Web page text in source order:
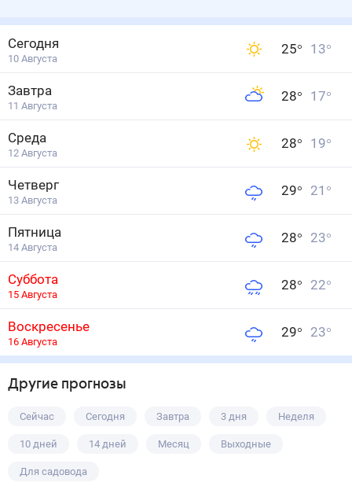
Сегодня
10 Августа
25° 13°
Завтра
11 Августа
28° 17°
Среда
12 Августа
28° 19°
Четверг
13 Августа
29° 21 °
Пятница
14 Августа
28° 23°
Суббота
15 Августа
28° 22°
Воскресенье
16 Августа
29° 23°
Другие прогнозы
Сейчас Сегодня Завтра 3 дня Неделя
10 дней 14 дней Месяц Выходные
Для садовода